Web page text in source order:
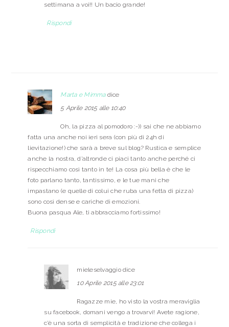
settimana a voi!! Un bacio grande!
Rispondi
Marta e Mimma dice
5 Aprile 2015 alle 10:40
Oh, la pizza al pomodoro :-)) sai che ne abbiamo
fatta una anche noi ieri sera (con più di 24h di
lievitazione!) che sarà a breve sul blog? Rustica e semplice
anche la nostra, d’altronde ci piaci tanto anche perché ci
rispecchiamo così tanto in te! La cosa più bella è che le
foto parlano tanto, tantissimo, e le tue mani che
impastano (e quelle di colui che ruba una fetta di pizza)
sono così dense e cariche di emozioni.
Buona pasqua Ale, ti abbracciamo fortissimo!
Rispondi
mieleselvaggio dice
10 Aprile 2015 alle 23:01
Ragazze mie, ho visto la vostra meraviglia
su facebook, domani vengo a trovarvi! Avete ragione,
c’è una sorta di semplicità e tradizione che collega i